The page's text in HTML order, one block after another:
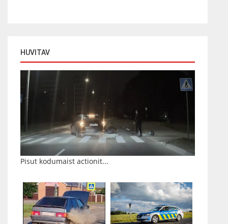
HUVITAV
Pisut kodumaist actionit...